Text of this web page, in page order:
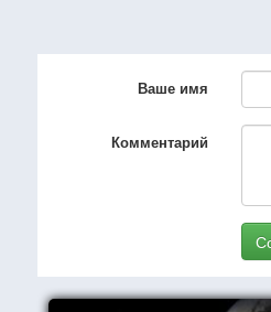
Ваше имя
Комментарий